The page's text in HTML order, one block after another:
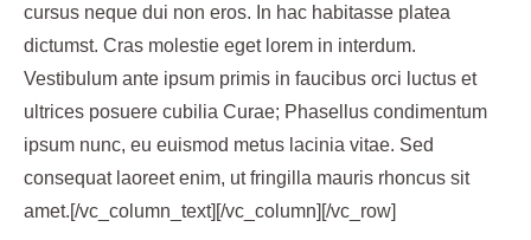
cursus neque dui non eros. In hac habitasse platea
dictumst. Cras molestie eget lorem in interdum.
Vestibulum ante ipsum primis in faucibus orci luctus et
ultrices posuere cubilia Curae; Phasellus condimentum
ipsum nunc, eu euismod metus lacinia vitae. Sed
consequat laoreet enim, ut fringilla mauris rhoncus sit
amet.[/vc_column_text][/vc_column][/vc_row]